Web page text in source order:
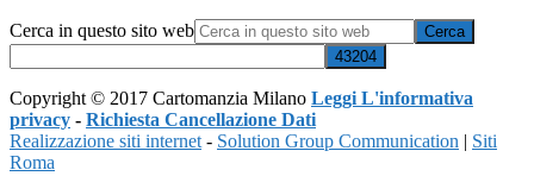
Cerca in questo sito web
Copyright © 2017 Cartomanzia Milano Leggi L'informativa
privacy - Richiesta Cancellazione Dati
Realizzazione siti internet - Solution Group Communication | Siti
Roma